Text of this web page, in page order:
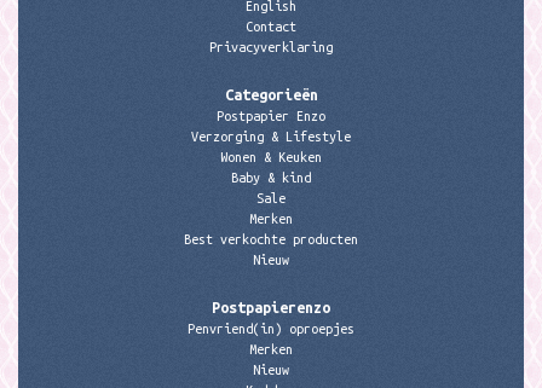
English
Contact
Privacyverklaring
Categorieën
Postpapier Enzo
Verzorging & Lifestyle
Wonen & Keuken
Baby & kind
Sale
Merken
Best verkochte producten
Nieuw
Postpapierenzo
Penvriend(in) oproepjes
Merken
Nieuw